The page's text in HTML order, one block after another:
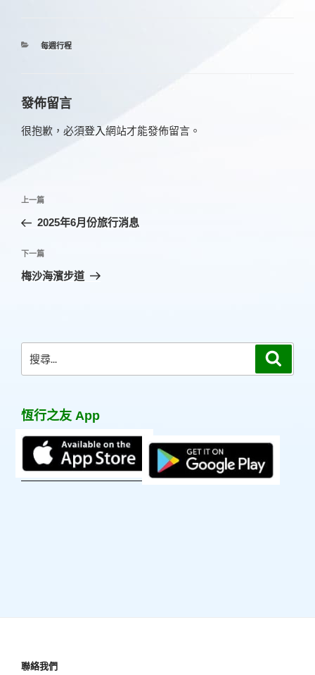
分
每週行程
發佈留言
很抱歉，必須登入網站才能發佈留言。
文
導
覽
上
一
文
章
上一篇
2025年6月份旅行消息
下
一
下一篇
梅沙海濱步道
尋
字:
恆行之友 App
聯絡我們